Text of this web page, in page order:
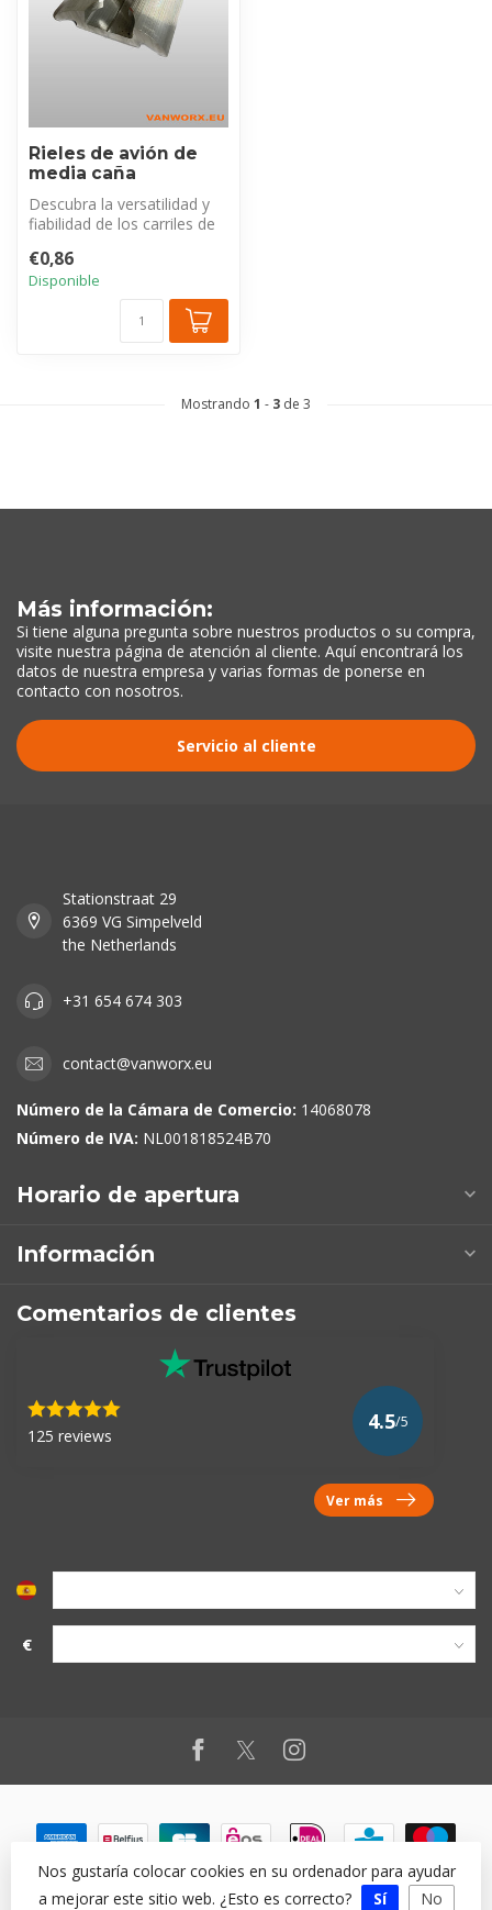
Rieles de avión de
media caña
Descubra la versatilidad y
fiabilidad de los carriles de
€0,86
Disponible
Mostrando 1 - 3 de 3
Más información:
Si tiene alguna pregunta sobre nuestros productos o su compra,
visite nuestra página de atención al cliente. Aquí encontrará los
datos de nuestra empresa y varias formas de ponerse en
contacto con nosotros.
Servicio al cliente
Stationstraat 29
6369 VG Simpelveld
the Netherlands
+31 654 674 303
contact@vanworx.eu
Número de la Cámara de Comercio: 14068078
Número de IVA: NL001818524B70
Horario de apertura
Información
Comentarios de clientes
125 reviews
4.5/5
Ver más
€
Nos gustaría colocar cookies en su ordenador para ayudar
a mejorar este sitio web. ¿Esto es correcto?
Sí No